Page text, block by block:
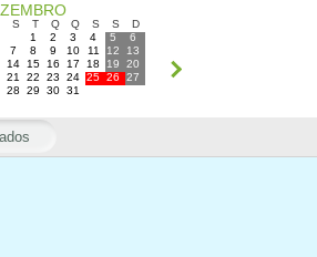
S T Q Q S S
D
1 2 3 4 5
6
7 8 9 10 11 12
13
14 15 16 17 18 19
20
21 22 23 24 25 26
27
28 29 30 31